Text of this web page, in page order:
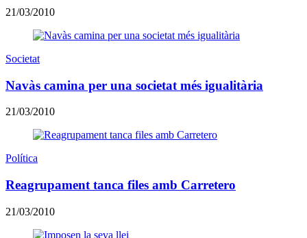
21/03/2010
Societat
Navàs camina per una societat més igualitària
21/03/2010
Política
Reagrupament tanca files amb Carretero
21/03/2010